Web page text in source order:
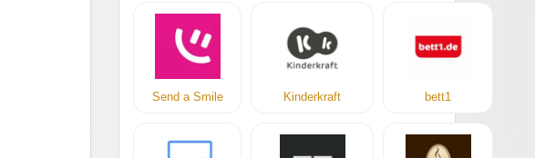
Send a Smile Kinderkraft bett1